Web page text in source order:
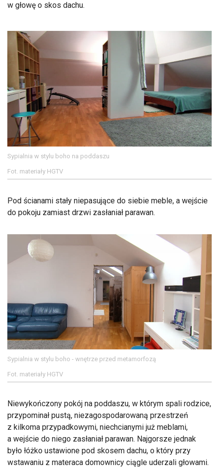
w głowę o skos dachu.
Sypialnia w stylu boho na poddaszu
Fot. materiały HGTV
Pod ścianami stały niepasujące do siebie meble, a wejście
do pokoju zamiast drzwi zasłaniał parawan.
Sypialnia w stylu boho - wnętrze przed metamorfozą
Fot. materiały HGTV
Niewykończony pokój na poddaszu, w którym spali rodzice,
przypominał pustą, niezagospodarowaną przestrzeń
z kilkoma przypadkowymi, niechcianymi już meblami,
a wejście do niego zasłaniał parawan. Najgorsze jednak
było łóżko ustawione pod skosem dachu, o który przy
wstawaniu z materaca domownicy ciągle uderzali głowami.